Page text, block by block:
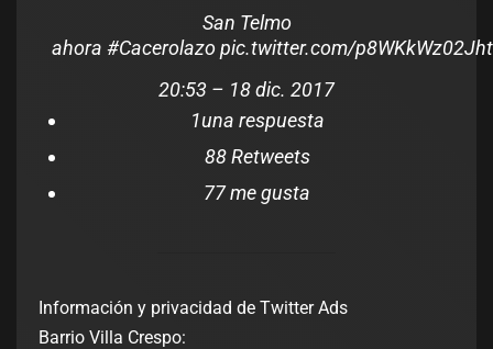
San Telmo
ahora #Cacerolazopic.twitter.com/p8WKkWz02J
20:53 – 18 dic. 2017
1una respuesta
88 Retweets
77 me gusta
Información y privacidad de Twitter Ads
Barrio Villa Crespo: